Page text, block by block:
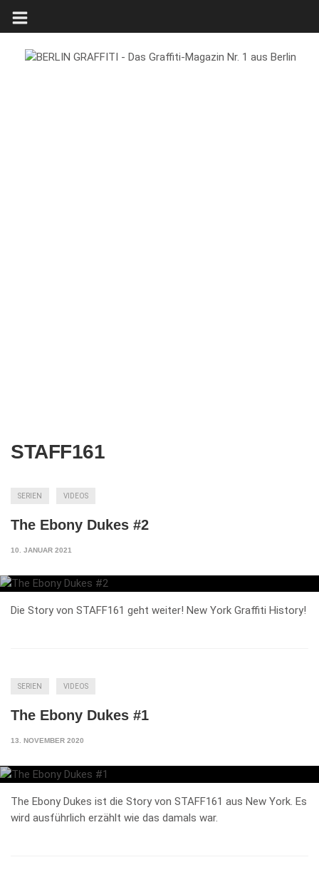
STAFF161
SERIEN VIDEOS
The Ebony Dukes #2
10. JANUAR 2021
Die Story von STAFF161 geht weiter! New York Graffiti History!
SERIEN VIDEOS
The Ebony Dukes #1
13. NOVEMBER 2020
The Ebony Dukes ist die Story von STAFF161 aus New York. Es
wird ausführlich erzählt wie das damals war.